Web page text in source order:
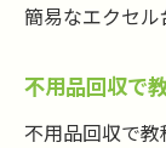
簡易なエクセル
不用品回収で
不用品回収で